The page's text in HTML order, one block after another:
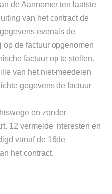
de Aannemer ten laatste
van het contract de
evenals de
de factuur opgenomen
factuur op te stellen.
van het niet-meedelen
gegevens de factuur
en zonder
12 vermelde interesten en
vanaf de 16de
het contract.